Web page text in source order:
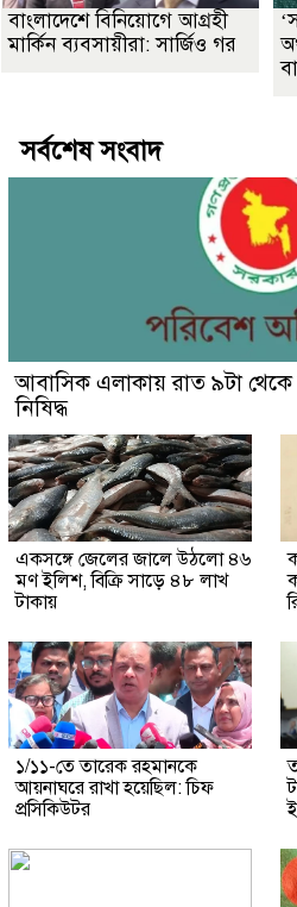
বাংলাদেশে বিনিয়োগে আগ্রহী
মার্কিন ব্যবসায়ীরা: সার্জিও গর
সর্বশেষ সংবাদ
আবাসিক এলাকায় রাত ৯টা থেকে
নিষিদ্ধ
একসঙ্গে জেলের জালে উঠলো ৪৬
মণ ইলিশ, বিক্রি সাড়ে ৪৮ লাখ
টাকায়
১/১১-তে তারেক রহমানকে
আয়নাঘরে রাখা হয়েছিল: চিফ
প্রসিকিউটর